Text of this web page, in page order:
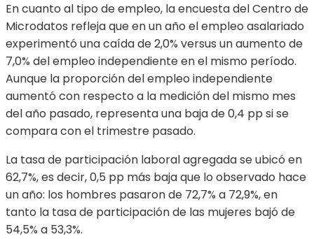
En cuanto al tipo de empleo, la encuesta del Centro de
Microdatos refleja que en un año el empleo asalariado
experimentó una caída de 2,0% versus un aumento de
7,0% del empleo independiente en el mismo período.
Aunque la proporción del empleo independiente
aumentó con respecto a la medición del mismo mes
del año pasado, representa una baja de 0,4 pp si se
compara con el trimestre pasado.
La tasa de participación laboral agregada se ubicó en
62,7%, es decir, 0,5 pp más baja que lo observado hace
un año: los hombres pasaron de 72,7% a 72,9%, en
tanto la tasa de participación de las mujeres bajó de
54,5% a 53,3%.